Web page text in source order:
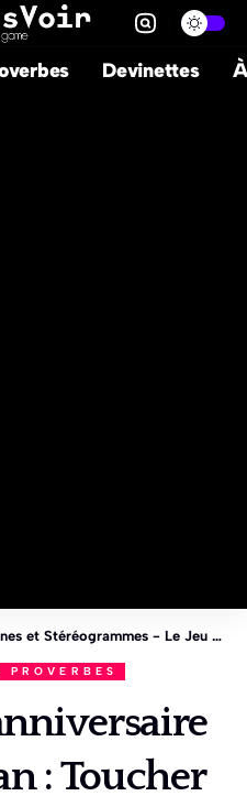
Devinettes
Voyons Voir - Enigmes Quotidiennes et Stéréogrammes - Le Jeu des 1%
: Toucher